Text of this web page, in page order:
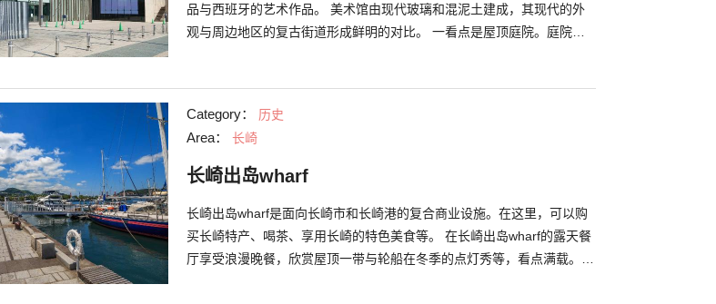
品与西班牙的艺术作品。 美术馆由现代玻璃和混泥土建成，其现代的外
观与周边地区的复古街道形成鲜明的对比。 一看点是屋顶庭院。庭院与
Category： 历史
Area： 长崎
长崎出岛wharf
长崎出岛wharf是面向长崎市和长崎港的复合商业设施。在这里，可以购
买长崎特产、喝茶、享用长崎的特色美食等。 在长崎出岛wharf的露天餐
厅享受浪漫晚餐，欣赏屋顶一带与轮船在冬季的点灯秀等，看点满载。来